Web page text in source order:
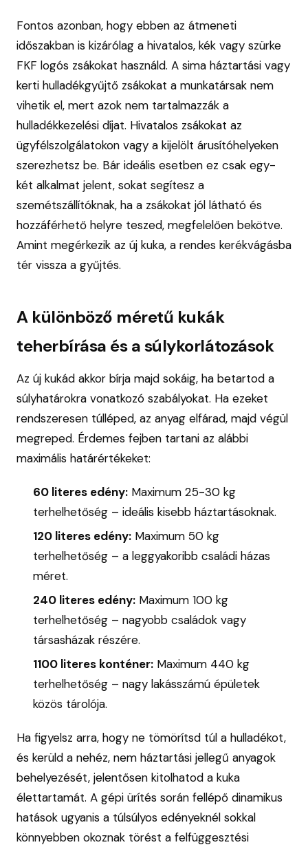
Fontos azonban, hogy ebben az átmeneti
időszakban is kizárólag a hivatalos, kék vagy szürke
FKF logós zsákokat használd. A sima háztartási vagy
kerti hulladékgyűjtő zsákokat a munkatársak nem
vihetik el, mert azok nem tartalmazzák a
hulladékkezelési díjat. Hivatalos zsákokat az
ügyfélszolgálatokon vagy a kijelölt árusítóhelyeken
szerezhetsz be. Bár ideális esetben ez csak egy-
két alkalmat jelent, sokat segítesz a
szemétszállítóknak, ha a zsákokat jól látható és
hozzáférhető helyre teszed, megfelelően bekötve.
Amint megérkezik az új kuka, a rendes kerékvágásba
tér vissza a gyűjtés.
A különböző méretű kukák
teherbírása és a súlykorlátozások
Az új kukád akkor bírja majd sokáig, ha betartod a
súlyhatárokra vonatkozó szabályokat. Ha ezeket
rendszeresen túlléped, az anyag elfárad, majd végül
megreped. Érdemes fejben tartani az alábbi
maximális határértékeket:
60 literes edény: Maximum 25-30 kg
terhelhetőség – ideális kisebb háztartásoknak.
120 literes edény: Maximum 50 kg
terhelhetőség – a leggyakoribb családi házas
méret.
240 literes edény: Maximum 100 kg
terhelhetőség – nagyobb családok vagy
társasházak részére.
1100 literes konténer: Maximum 440 kg
terhelhetőség – nagy lakásszámú épületek
közös tárolója.
Ha figyelsz arra, hogy ne tömörítsd túl a hulladékot,
és kerüld a nehéz, nem háztartási jellegű anyagok
behelyezését, jelentősen kitolhatod a kuka
élettartamát. A gépi ürítés során fellépő dinamikus
hatások ugyanis a túlsúlyos edényeknél sokkal
könnyebben okoznak törést a felfüggesztési